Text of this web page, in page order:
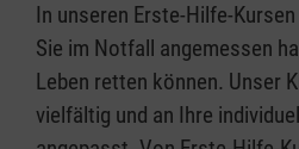
In unseren Erste-Hilfe-
Sie im Notfall angemessen
Leben retten können. Unser
vielfältig und an Ihre